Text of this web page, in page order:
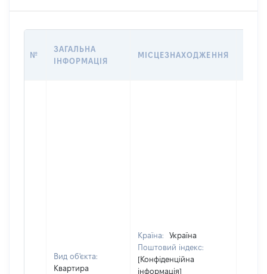
№
ЗАГАЛЬНА
ІНФОРМАЦІЯ
МІСЦЕЗНАХОДЖЕННЯ
Вид об'єкта:
Квартира
Країна:
Україна
Поштовий індекс:
[Конфіденційна
інформація]